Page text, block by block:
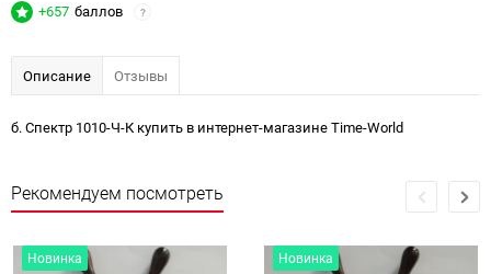
+657 баллов ?
Описание Отзывы
б. Спектр 1010-Ч-К купить в интернет-магазине Time-World
Рекомендуем посмотреть
Новинка Новинка